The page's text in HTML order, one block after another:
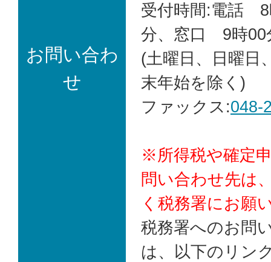
お問い合わ
せ
受付時間:電話 8
分、窓口 9時00
(土曜日、日曜日
末年始を除く)
ファックス:048-
※所得税や確定
問い合わせ先は
く税務署にお願
税務署へのお問
は、以下のリン